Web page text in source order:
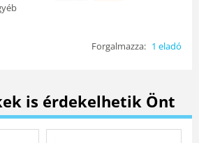
Forgalmazza: 1 eladó
is érdekelhetik Önt